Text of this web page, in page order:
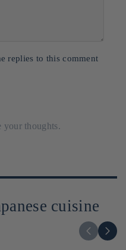
replies to this comment
your thoughts.
cuisine